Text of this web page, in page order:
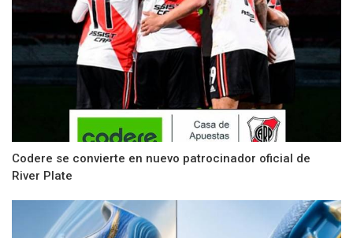
Codere se convierte en nuevo patrocinador oficial de
River Plate